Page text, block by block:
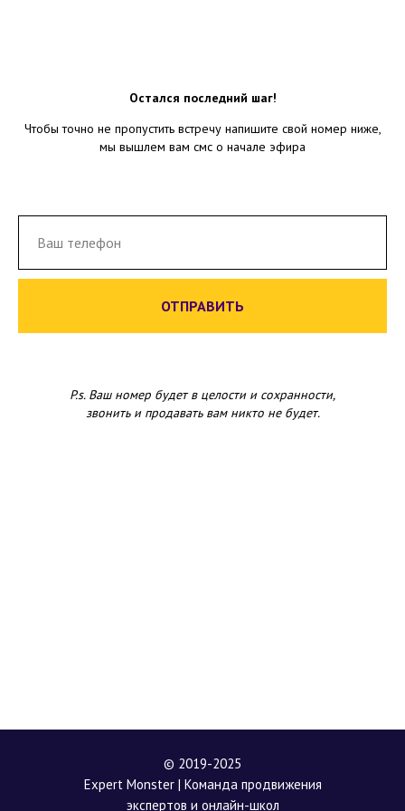
Остался последний шаг!
Чтобы точно не пропустить встречу напишите свой номер ниже,
мы вышлем вам смс о начале эфира
ОТПРАВИТЬ
P.s. Ваш номер будет в целости и сохранности,
звонить и продавать вам никто не будет.
© 2019-2025
Expert Monster | Команда продвижения
экспертов и онлайн-школ